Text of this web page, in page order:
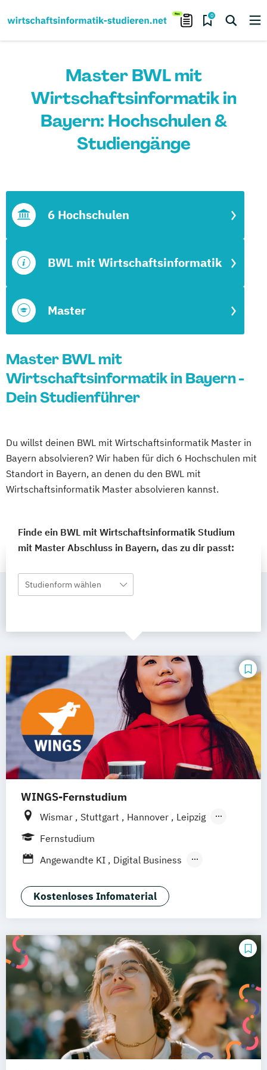
0
Master BWL mit
Wirtschaftsinformatik in
Bayern: Hochschulen &
Studiengänge
Master
BWL mit Wirtschaftsinformatik
6 Hochschulen
Master BWL mit
Wirtschaftsinformatik in Bayern -
Dein Studienführer
Du willst deinen BWL mit Wirtschaftsinformatik Master in
Bayern absolvieren? Wir haben für dich 6 Hochschulen mit
Standort in Bayern, an denen du den BWL mit
Wirtschaftsinformatik Master absolvieren kannst.
Finde ein BWL mit Wirtschaftsinformatik Studium
mit Master Abschluss in Bayern, das zu dir passt:
Studienform wählen
WINGS-Fernstudium
Wismar Stuttgart Hannover
Leipzig
Frankfurt am Main
Nürnberg
Fernstudium
Angewandte KI
Digital Business
IT-Forensik IT-Management & Consulting
IT-Sicherheit und Forensik
Kostenloses Infomaterial